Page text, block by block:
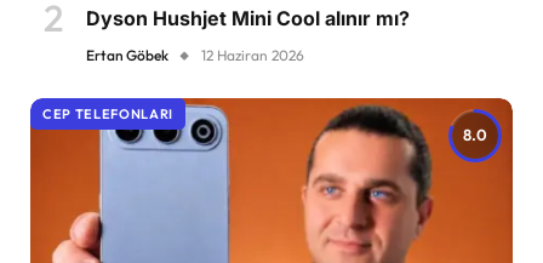
Dyson Hushjet Mini Cool alınır mı?
Ertan Göbek 12 Haziran 2026
8.0
CEP TELEFONLARI